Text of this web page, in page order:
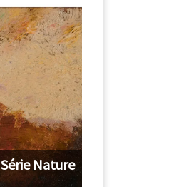
Série Nature